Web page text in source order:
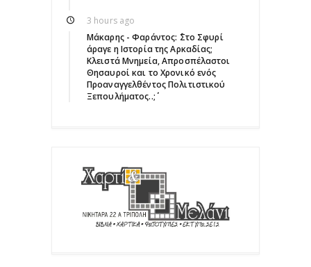
3 hours ago
Μάκαρης - Φαράντος: ΄΄Στο Σφυρί
άραγε η Ιστορία της Αρκαδίας;
Κλειστά Μνημεία, Απροσπέλαστοι
Θησαυροί και το Χρονικό ενός
Προαναγγελθέντος Πολιτιστικού
Ξεπουλήματος..;΄΄